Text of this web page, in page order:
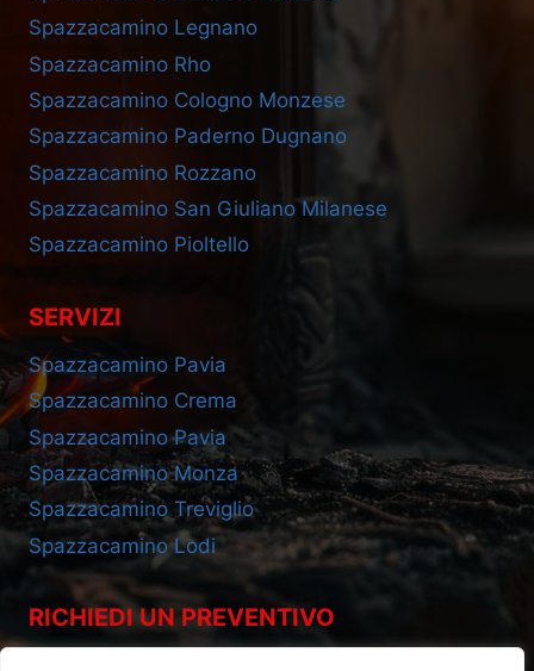
Spazzacamino Legnano
Spazzacamino Rho
Spazzacamino Cologno Monzese
Spazzacamino Paderno Dugnano
Spazzacamino Rozzano
Spazzacamino San Giuliano Milanese
Spazzacamino Pioltello
SERVIZI
Spazzacamino Pavia
Spazzacamino Crema
Spazzacamino Pavia
Spazzacamino Monza
Spazzacamino Treviglio
Spazzacamino Lodi
RICHIEDI UN PREVENTIVO